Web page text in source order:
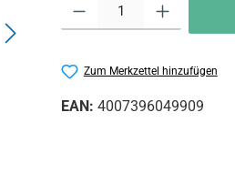
Zum Merkzettel hinzufügen
EAN: 4007396049909